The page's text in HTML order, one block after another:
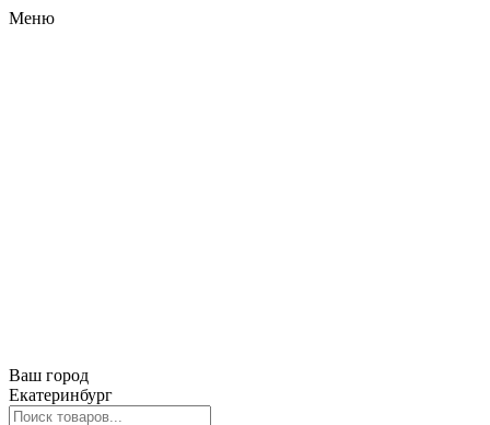
Меню
Ваш город
Екатеринбург